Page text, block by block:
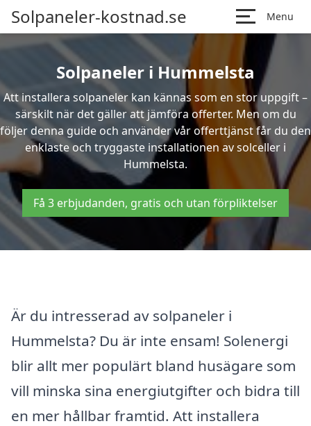
Solpaneler-kostnad.se Menu
Solpaneler i Hummelsta
Att installera solpaneler kan kännas som en stor uppgift –
särskilt när det gäller att jämföra offerter. Men om du
följer denna guide och använder vår offerttjänst får du den
enklaste och tryggaste installationen av solceller i
Hummelsta.
Få 3 erbjudanden, gratis och utan förpliktelser
Är du intresserad av solpaneler i
Hummelsta? Du är inte ensam! Solenergi
blir allt mer populärt bland husägare som
vill minska sina energiutgifter och bidra till
en mer hållbar framtid. Att installera